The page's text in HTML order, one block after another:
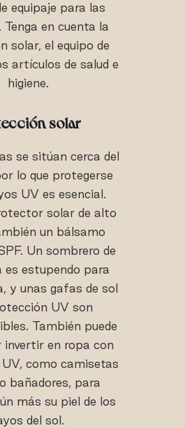
equipaje para las
Tenga en cuenta la
solar, el equipo de
artículos de salud e
higiene.
solar
se sitúan cerca del
lo que protegerse
UV es esencial.
solar de alto
un bálsamo
Un sombrero de
es estupendo para
y unas gafas de sol
UV son
También puede
invertir en ropa con
como camisetas
bañadores, para
más su piel de los
del sol.